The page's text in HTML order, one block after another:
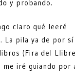
y probando.
claro qué leeré
La pila ya de por
(Fira del
me iré guiando por